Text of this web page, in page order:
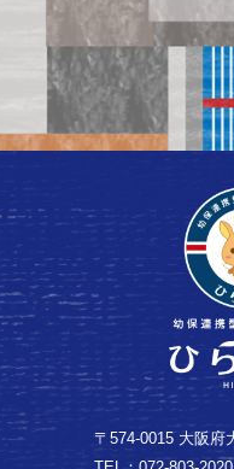
〒574-0015 大阪府